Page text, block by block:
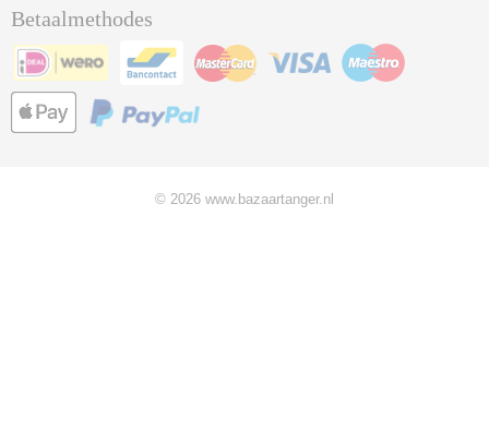
Betaalmethodes
© 2026 www.bazaartanger.nl